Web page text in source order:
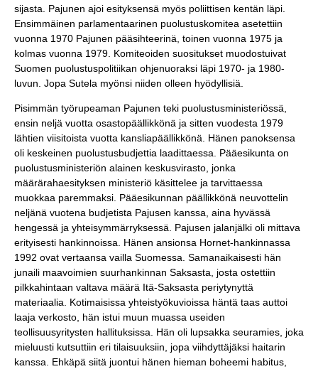
sijasta. Pajunen ajoi esityksensä myös poliittisen kentän läpi.
Ensimmäinen parlamentaarinen puolustuskomitea asetettiin
vuonna 1970 Pajunen pääsihteerinä, toinen vuonna 1975 ja
kolmas vuonna 1979. Komiteoiden suositukset muodostuivat
Suomen puolustuspolitiikan ohjenuoraksi läpi 1970- ja 1980-
luvun. Jopa Sutela myönsi niiden olleen hyödyllisiä.
Pisimmän työrupeaman Pajunen teki puolustusministeriössä,
ensin neljä vuotta osastopäällikkönä ja sitten vuodesta 1979
lähtien viisitoista vuotta kansliapäällikkönä. Hänen panoksensa
oli keskeinen puolustusbudjettia laadittaessa. Pääesikunta on
puolustusministeriön alainen keskusvirasto, jonka
määrärahaesityksen ministeriö käsittelee ja tarvittaessa
muokkaa paremmaksi. Pääesikunnan päällikkönä neuvottelin
neljänä vuotena budjetista Pajusen kanssa, aina hyvässä
hengessä ja yhteisymmärryksessä. Pajusen jalanjälki oli mittava
erityisesti hankinnoissa. Hänen ansionsa Hornet-hankinnassa
1992 ovat vertaansa vailla Suomessa. Samanaikaisesti hän
junaili maavoimien suurhankinnan Saksasta, josta ostettiin
pilkkahintaan valtava määrä Itä-Saksasta periytynyttä
materiaalia. Kotimaisissa yhteistyökuvioissa häntä taas auttoi
laaja verkosto, hän istui muun muassa useiden
teollisuusyritysten hallituksissa. Hän oli lupsakka seuramies, joka
mieluusti kutsuttiin eri tilaisuuksiin, jopa viihdyttäjäksi haitarin
kanssa. Ehkäpä siitä juontui hänen hieman boheemi habitus,